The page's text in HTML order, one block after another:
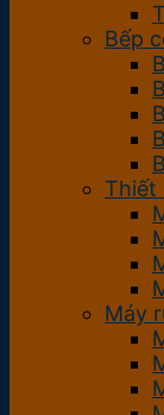
Bếp
Thiết
Máy